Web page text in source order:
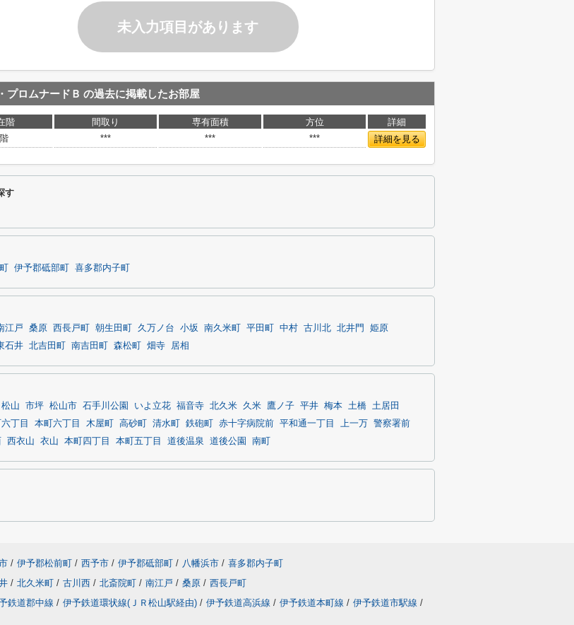
未入力項目があります
プロムナードＢ の過去に掲載したお部屋
階 間取り 専有面積 方位
詳細
*** *** *** 詳細を見る
す
伊予郡砥部町 喜多郡内子町
江戸 桑原 西長戸町 朝生田町 久万ノ台 小坂 南久米町 平田町 中村 古川北 北井門
姫原
石井 北吉田町 南吉田町 森松町 畑寺 居相
松山 市坪 松山市 石手川公園 いよ立花 福音寺 北久米 久米 鷹ノ子 平井 梅本 土橋 土居田
丁目 本町六丁目 木屋町 高砂町 清水町 鉄砲町 赤十字病院前 平和通一丁目 上一万
警察署前
西衣山 衣山 本町四丁目 本町五丁目 道後温泉 道後公園 南町
/ 伊予郡松前町 / 西予市 / 伊予郡砥部町 / 八幡浜市 / 喜多郡内子町
/ 北久米町 / 古川西 / 北斎院町 / 南江戸 / 桑原 / 西長戸町
鉄道郡中線 / 伊予鉄道環状線(ＪＲ松山駅経由) / 伊予鉄道高浜線 / 伊予鉄道本町線 / 伊予鉄道市駅線 /